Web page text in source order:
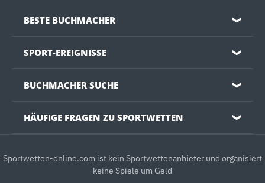
BESTE BUCHMACHER ❯
SPORT-EREIGNISSE ❯
BUCHMACHER SUCHE ❯
HÄUFIGE FRAGEN ZU SPORTWETTEN ❯
Sportwetten-online.com ist kein Sportwettenanbieter und organisiert
keine Spiele um Geld